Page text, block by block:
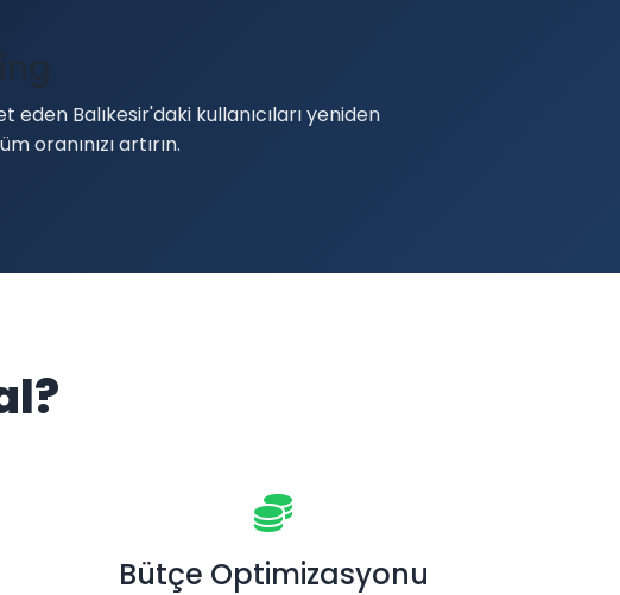
eden Balıkesir'daki kullanıcıları yeniden
oranınızı artırın.
Bütçe Optimizasyonu